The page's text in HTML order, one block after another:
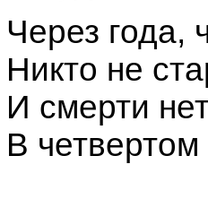
Через года,
Никто не
И смерти
В